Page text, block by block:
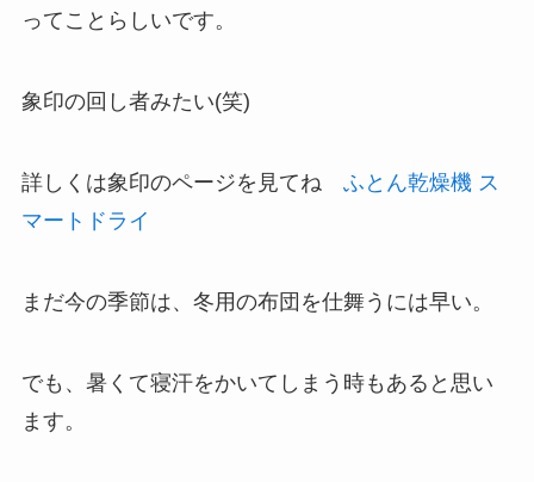
ってことらしいです。
象印の回し者みたい(笑)
詳しくは象印のページを見てね
ふとん乾燥機 ス
マートドライ
まだ今の季節は、冬用の布団を仕舞うには早い。
でも、暑くて寝汗をかいてしまう時もあると思い
ます。